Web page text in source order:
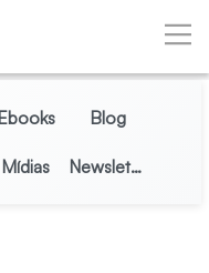
Ebooks Blog
Mídias Newsletter